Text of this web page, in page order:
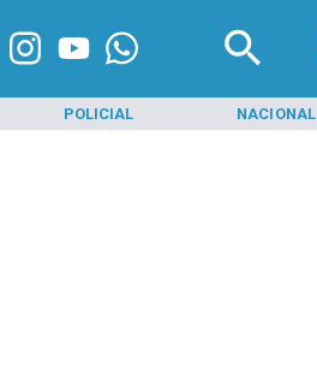
POLICIAL NACIONAL